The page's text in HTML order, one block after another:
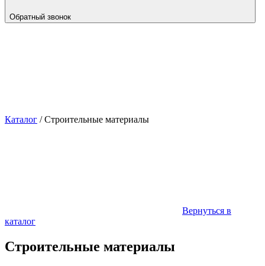
Обратный звонок
Каталог /Строительные материалы
Вернуться в
каталог
Строительные материалы